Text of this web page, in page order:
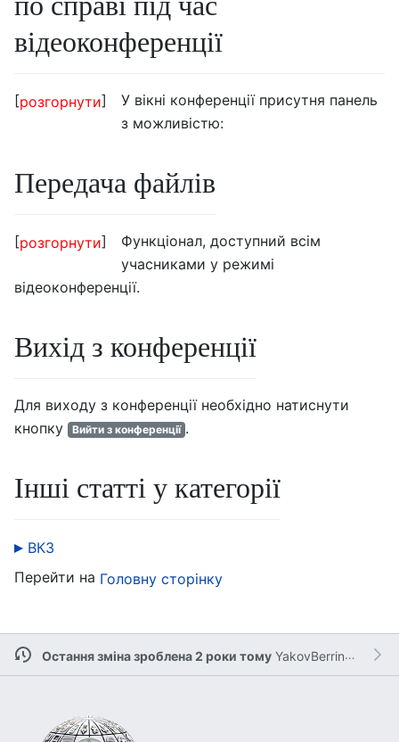
відеоконференції
розгорнути
У вікні конференції присутня панель
з можливістю:
Передача файлів
розгорнути
Функціонал, доступний всім
учасниками у режимі
відеоконференції.
Вихід з конференції
Для виходу з конференції необхідно натиснути
кнопку
Вийти з конференції .
Інші статті у категорії
ВКЗ
Перейти на Головну сторінку
Остання зміна зроблена 2 роки тому YakovBerringer